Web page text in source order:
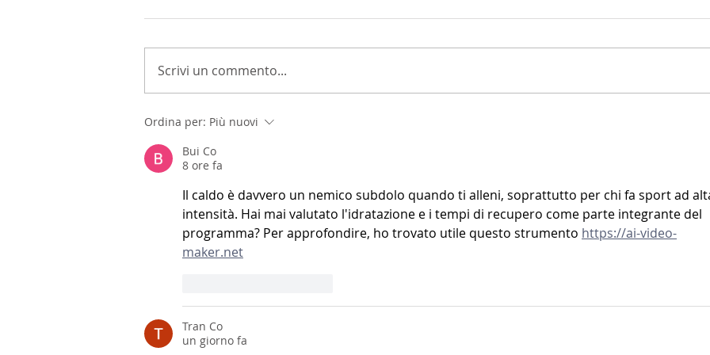
Scrivi un commento...
Ordina per: Più nuovi
Bui Co
8 ore fa
Il caldo è davvero un nemico subdolo quando ti alleni, soprattutto per chi fa sport ad
intensità. Hai mai valutato l'idratazione e i tempi di recupero come parte integrante del
programma? Per approfondire, ho trovato utile questo strumento https://ai-video-
maker.net
Tran Co
un giorno fa